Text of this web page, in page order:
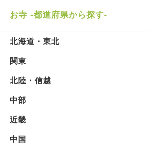
お寺 -都道府県から探す-
北海道・東北
関東
北陸・信越
中部
近畿
中国